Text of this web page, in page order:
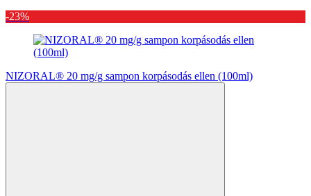
-23%
NIZORAL® 20 mg/g sampon korpásodás ellen (100ml)